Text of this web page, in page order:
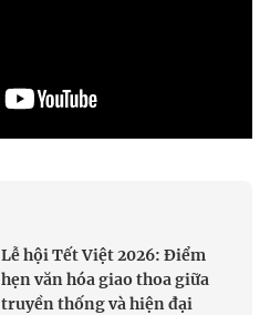
Lễ hội Tết Việt 2026: Điểm
hẹn văn hóa giao thoa giữa
truyền thống và hiện đại